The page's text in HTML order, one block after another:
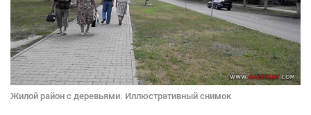
Жилой район с деревьями. Иллюстративный снимок